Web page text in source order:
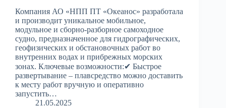
Компания АО «НПП ПТ «Океанос» разработала
и производит уникальное мобильное,
модульное и сборно-разборное самоходное
судно, предназначенное для гидрографических,
геофизических и обстановочных работ во
внутренних водах и прибрежных морских
зонах. Ключевые возможности:✔ Быстрое
развертывание – плавсредство можно доставить
к месту работ вручную и оперативно
запустить…
21.05.2025